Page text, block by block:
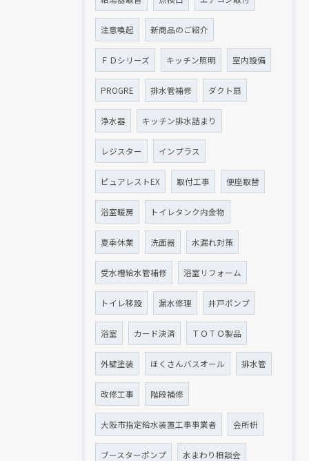
注意喚起 新商品のご紹介
ＦＤシリーズ キッチン照明 室内設備
PROGRE 排水管補修 ダクト扇
浄水器 キッチン排水詰まり
レジスター インプラス
ピュアレストEX 取付工事 便座取替
浴室暖房 トイレタンク内金物
夏季休業 洗面器 水漏れ対策
受水槽給水管補修 浴室リフォーム
トイレ移設 漏水修理 井戸ポンプ
浴室 カード決済 ＴＯＴＯ製品
外壁塗装 ほくさんバスオール 排水管
改修工事 階段補修
大阪市指定給水装置工事事業者 会所枡
ブースターポンプ 水まわり相談会